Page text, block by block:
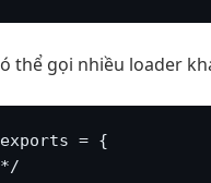
thể gọi nhiều loader
= {